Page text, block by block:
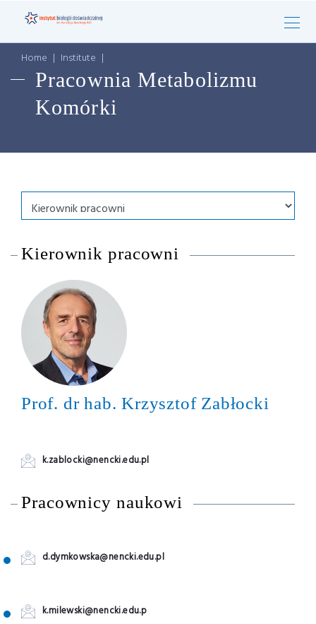
Home | Institute |
Pracownia Metabolizmu
Komórki
Kierownik pracowni
Prof. dr hab. Krzysztof Zabłocki
k.zablocki@nencki.edu.pl
Pracownicy naukowi
d.dymkowska@nencki.edu.pl
k.milewski@nencki.edu.p